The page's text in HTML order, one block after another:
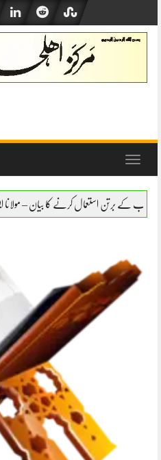
content
Toggle
بیان – مولانا ابو بکر صدیق حفظہ اللہ